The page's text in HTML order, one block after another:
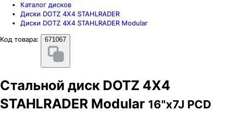
Каталог дисков
Диски DOTZ 4X4 STAHLRADER
Диски DOTZ 4X4 STAHLRADER Modular
Код товара:
671067
Стальной диск DOTZ 4X4
STAHLRADER Modular 16"x7J PCD